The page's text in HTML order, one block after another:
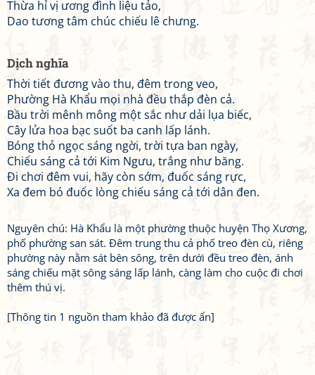
Thừa hỉ vị ương đình liệu tảo,
Dao tương tâm chúc chiếu lê chưng.
Dịch nghĩa
Thời tiết đương vào thu, đêm trong veo,
Phường Hà Khẩu mọi nhà đều thắp đèn cả.
Bầu trời mênh mông một sắc như dải lụa biếc,
Cây lửa hoa bạc suốt ba canh lấp lánh.
Bóng thỏ ngọc sáng ngời, trời tựa ban ngày,
Chiếu sáng cả tới Kim Ngưu, trắng như băng.
Đi chơi đêm vui, hãy còn sớm, đuốc sáng rực,
Xa đem bó đuốc lòng chiếu sáng cả tới dân đen.
Nguyên chú: Hà Khẩu là một phường thuộc huyện Thọ Xương,
phố phường san sát. Đêm trung thu cả phố treo đèn cù, riêng
phường này nằm sát bên sông, trên dưới đều treo đèn, ánh
sáng chiếu mặt sông sáng lấp lánh, càng làm cho cuộc đi chơi
thêm thú vị.
[Thông tin 1 nguồn tham khảo đã được ẩn]